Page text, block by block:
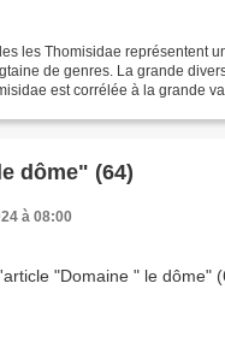
les Thomisidae représentent
de genres. La grande
est corrélée à la grande
dôme" (64)
à 08:00